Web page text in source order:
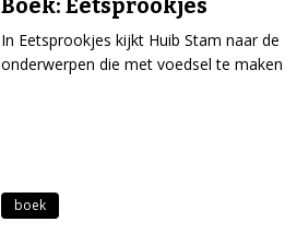
Boek: Eetsprookjes
In Eetsprookjes kijkt Huib Stam naar de
onderwerpen die met voedsel te maken
boek